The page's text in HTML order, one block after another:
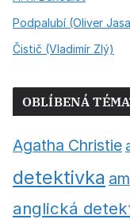
Podpalubí (Oliver
Čistič (Vladimír Zlý)
OBLÍBENÁ
Agatha Christie
detektivka
anglická